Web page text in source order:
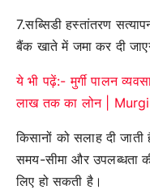
7.सब्सिडी हस्तांतरण
बैंक खाते में जमा कर दी
ये भी पढ़ें:- मुर्गी पालन
लाख तक का लोन |
किसानों को सलाह दी
समय-सीमा और उपलब्धता
लिए हो सकती है।